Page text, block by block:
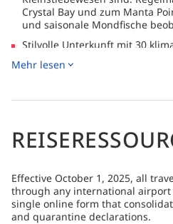
Crystal Bay und zum Manta
und saisonale Mondfische
Stilvolle Unterkunft mit 30
kostenfreies WLAN und eine
Ruhige Resortanlagen mit
Bioprodukten anbietet.
Mehr lesen
Effective October 1, 2025, all
through any international
single online form that
and quarantine declarations.